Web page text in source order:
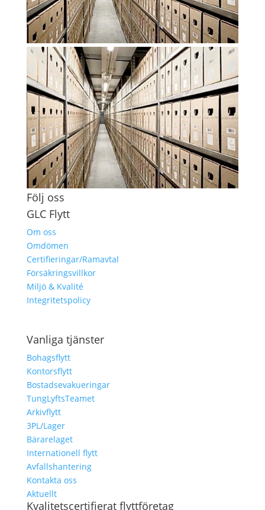
Följ oss
GLC Flytt
Om oss
Omdömen
Certifieringar/Ramavtal
Försäkringsvillkor
Miljö & Kvalité
Integritetspolicy
Vanliga tjänster
Bohagsflytt
Kontorsflytt
Bostadsevakueringar
TungLyftsTeamet
Arkivflytt
3PL/Lager
Bärarelaget
Internationell flytt
Avfallshantering
Kontakta oss
Aktuellt
Kvalitetscertifierat flyttföretag